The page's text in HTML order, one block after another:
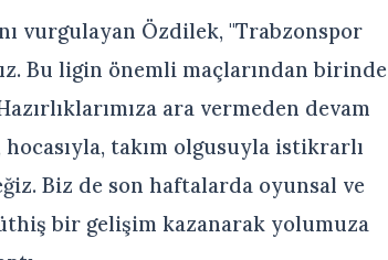
vurgulayan Özdilek, "Trabzonspor
Bu ligin önemli maçlarından birinde
ara vermeden devam
takım olgusuyla istikrarlı
Biz de son haftalarda oyunsal ve
bir gelişim kazanarak yolumuza